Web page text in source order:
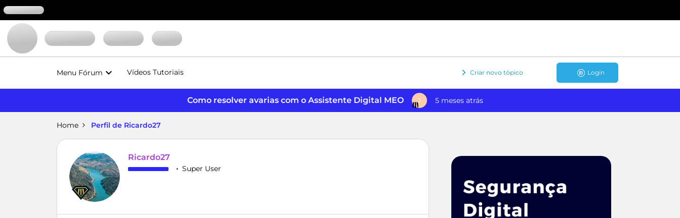
Menu Fórum Vídeos Tutoriais Criar novo tópico Login
Como resolver avarias com o Assistente Digital MEO J 5 meses atrás
Home Perfil de Ricardo27
Ricardo27
Super User